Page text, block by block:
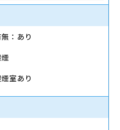
）
地域によって研修日程が異
：あり
室あり